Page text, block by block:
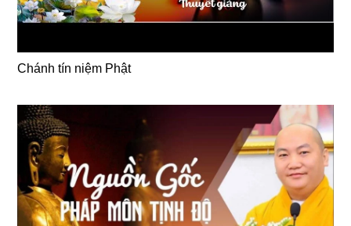
Chánh tín niệm Phật